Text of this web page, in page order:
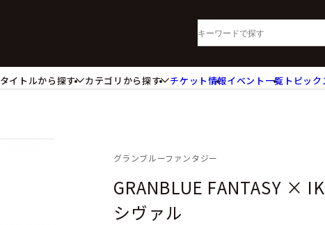
タイトルから探す
カテゴリから探す
カードスリーブ・カード収納ケース
アパレル小物
アクセ
コミック・小説
チケット情報イベント一覧 トピッ
グランブルーファンタジー
GRANBLUE FANTASY ×
シヴァル